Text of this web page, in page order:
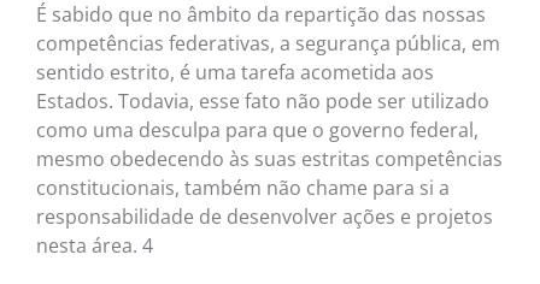
É sabido que no âmbito da repartição das nossas
competências federativas, a segurança pública, em
sentido estrito, é uma tarefa acometida aos
Estados. Todavia, esse fato não pode ser utilizado
como uma desculpa para que o governo federal,
mesmo obedecendo às suas estritas competências
constitucionais, também não chame para si a
responsabilidade de desenvolver ações e projetos
nesta área. 4